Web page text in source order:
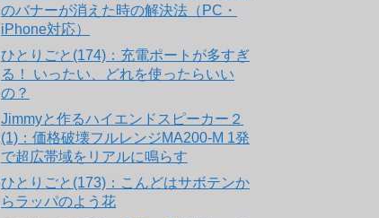
のバナーが消えた時の解決法（PC・
iPhone対応）
ひとりごと(174)：充電ポートが多すぎ
る！ いったい、どれを使ったらいい
の？
Jimmyと作るハイエンドスピーカー２
(1)：価格破壊フルレンジMA200-M 1発
で超広帯域をリアルに鳴らす
ひとりごと(173)：こんどはサボテンか
らラッパのよう花